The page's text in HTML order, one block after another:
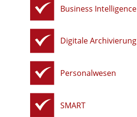
Business Intelligence
Digitale Archivierung
Personalwesen
SMART